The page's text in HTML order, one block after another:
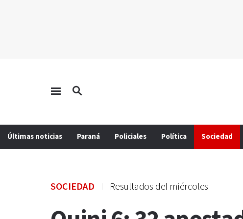
Últimas noticias Paraná Policiales Política Sociedad
SOCIEDAD Resultados del miércoles